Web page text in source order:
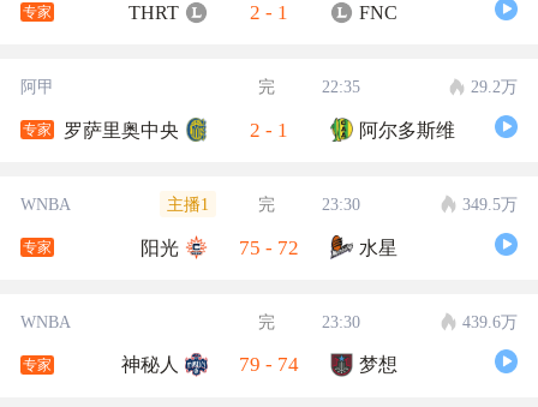
专家 THRT 2 - 1 FNC
阿甲 完 22:35 29.2万
专家 罗萨里奥中央 2 - 1 阿尔多斯维
WNBA 主播1 完 23:30 349.5万
专家 阳光 75 - 72 水星
WNBA 完 23:30 439.6万
专家 神秘人 79 - 74 梦想